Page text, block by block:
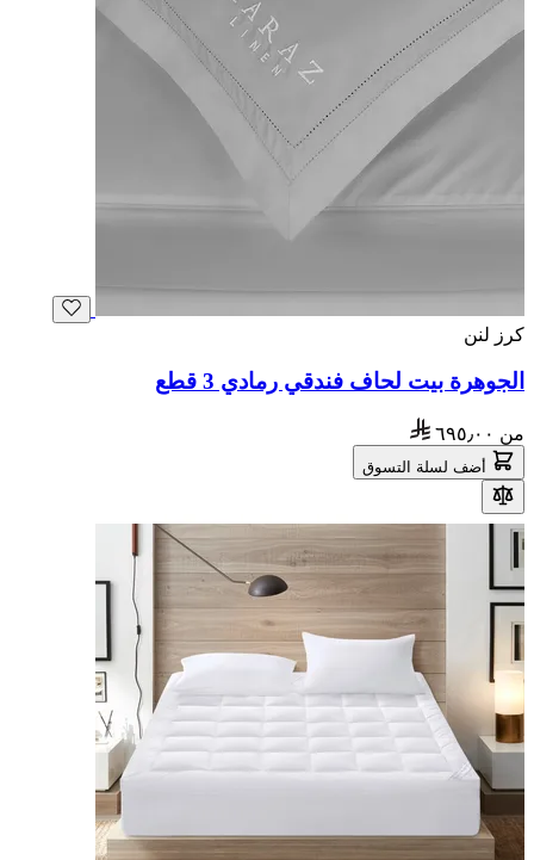
كرز لنن
الجوهرة بيت لحاف فندقي رمادي 3 قطع
من ٦٩٥٫٠٠
أضف لسلة التسوق